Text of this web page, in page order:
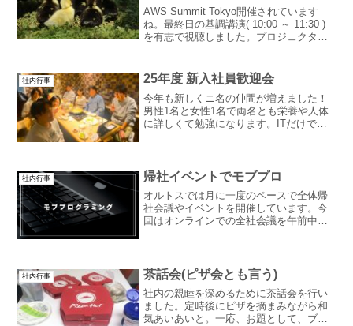
AWS Summit Tokyo開催されています
ね。最終日の基調講演( 10:00 ～ 11:30 )
を有志で視聴しました。プロジェクタで
き方な社風が出てるのかなぁと思...
社内行事 25年度 新入社員歓迎会
今年も新しくニ名の仲間が増えました！
男性1名と女性1名で両名とも栄養や人体
に詳しくて勉強になります。ITだけでは
最後はいい感じの階段...
社内行事 帰社イベントでモブプロ
オルトスでは月に一度のペースで全体帰
社会議やイベントを開催しています。今
回はオンラインでの全社会議を午前中の
ブプログラミングとは一人...
社内行事 茶話会(ピザ会とも言う)
社内の親睦を深めるために茶話会を行い
ました。定時後にピザを摘まみながら和
気あいあいと。一応、お題として、ブレ